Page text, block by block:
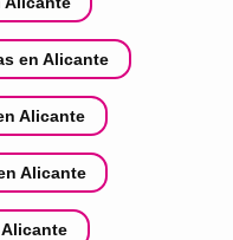
en Alicante
Alicante
Alicante